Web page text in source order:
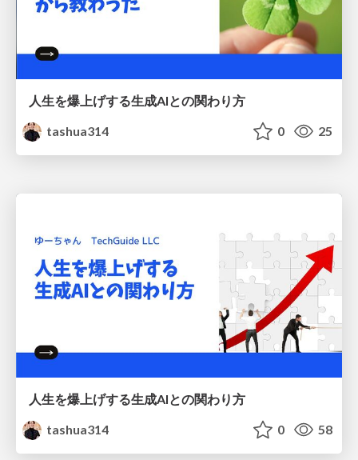
人生を爆上げする生成AIとの関わり方
tashua314
0 25
人生を爆上げする生成AIとの関わり方
tashua314
0 58